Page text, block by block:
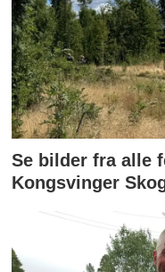
Se bilder fra alle
Kongsvinger